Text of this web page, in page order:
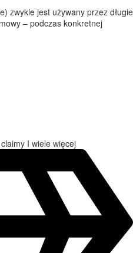
zwykle jest używany przez długie
– podczas konkretnej
I wiele więcej